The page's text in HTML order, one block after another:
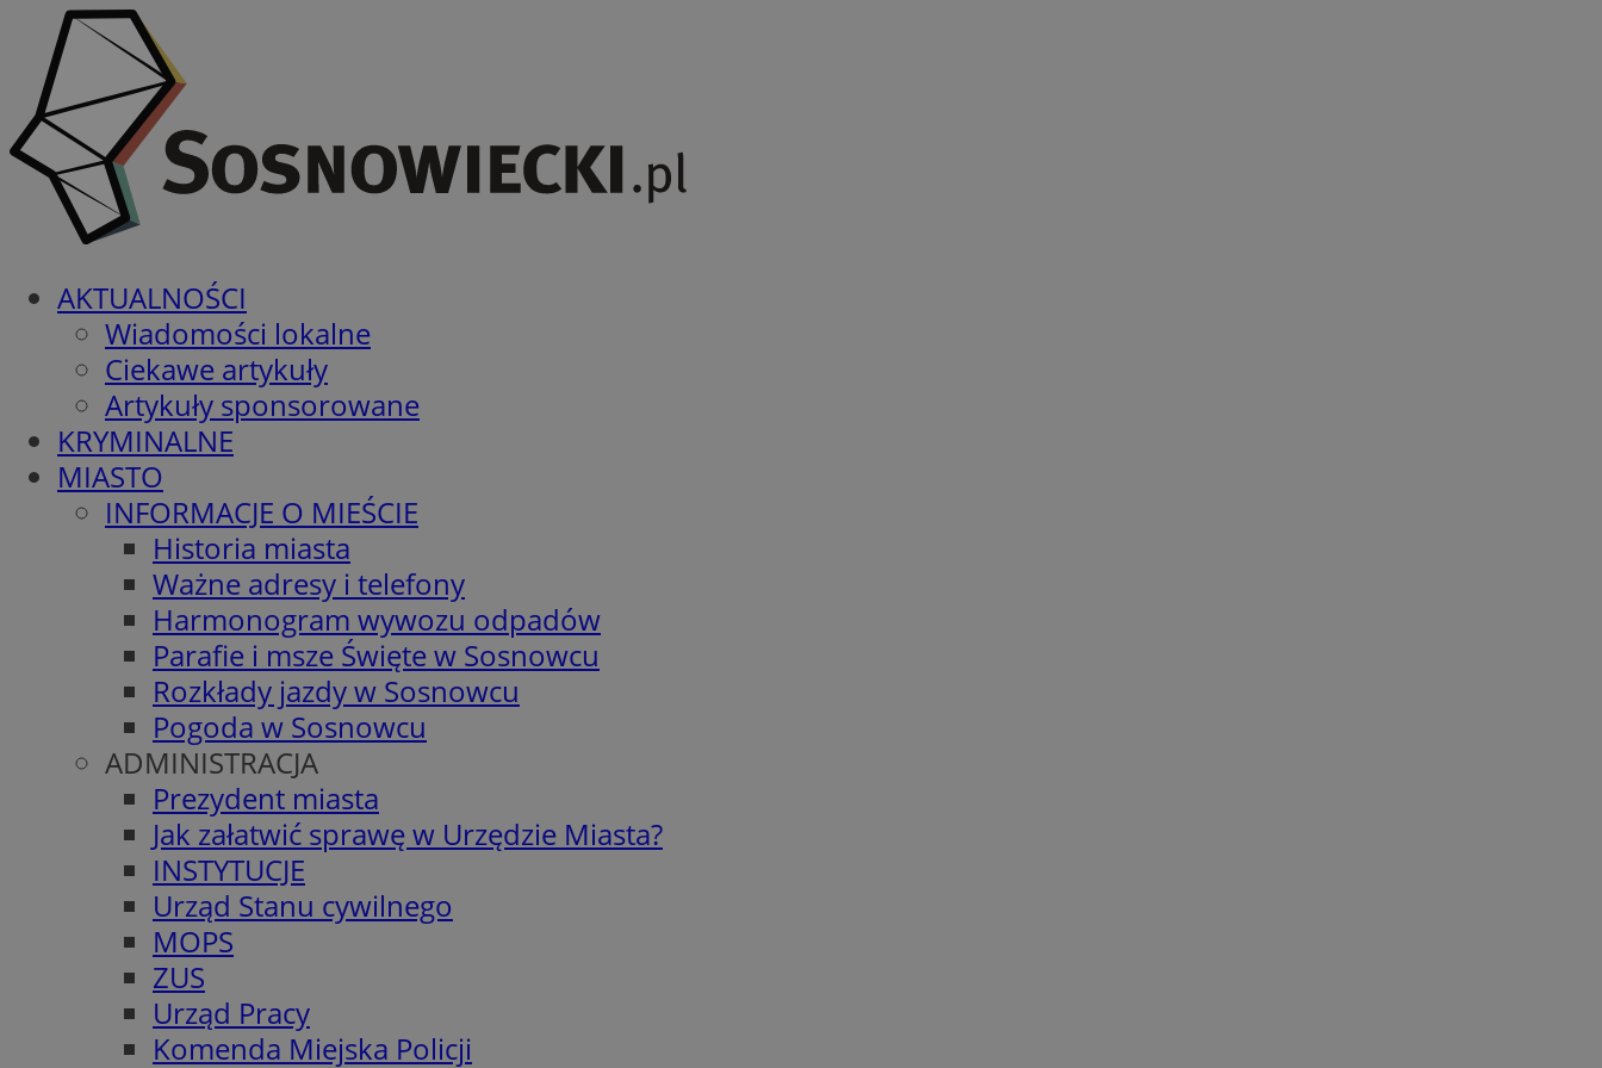
AKTUALNOŚCI
Wiadomości lokalne
Ciekawe artykuły
Artykuły sponsorowane
KRYMINALNE
MIASTO
INFORMACJE O MIEŚCIE
Historia miasta
Ważne adresy i telefony
Harmonogram wywozu odpadów
Parafie i msze Święte w Sosnowcu
Rozkłady jazdy w Sosnowcu
Pogoda w Sosnowcu
ADMINISTRACJA
Prezydent miasta
Jak załatwić sprawę w Urzędzie Miasta?
INSTYTUCJE
Urząd Stanu cywilnego
MOPS
ZUS
Urząd Pracy
Komenda Miejska Policji